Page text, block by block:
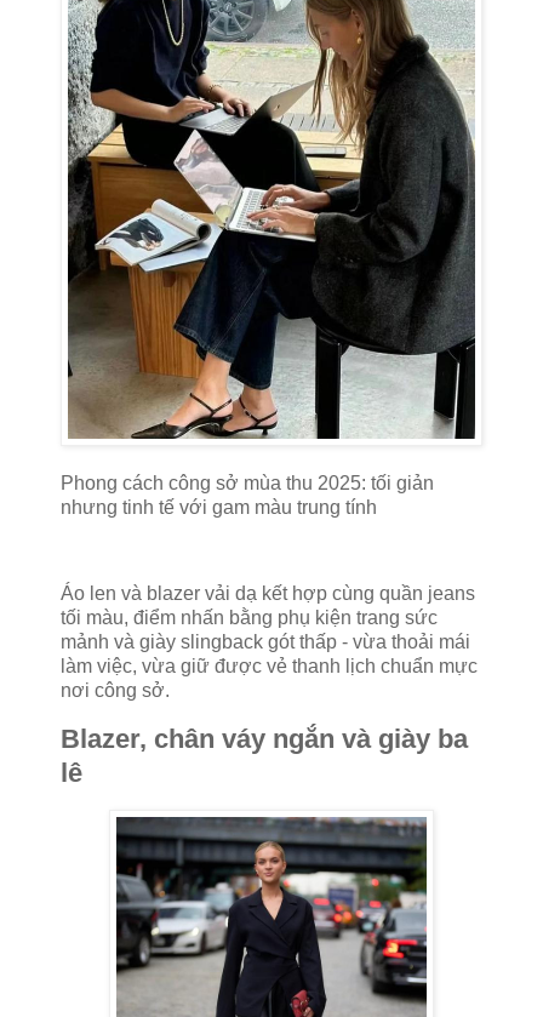
Phong cách công sở mùa thu 2025: tối giản
nhưng tinh tế với gam màu trung tính
Áo len và blazer vải dạ kết hợp cùng quần jeans
tối màu, điểm nhấn bằng phụ kiện trang sức
mảnh và giày slingback gót thấp - vừa thoải mái
làm việc, vừa giữ được vẻ thanh lịch chuẩn mực
nơi công sở.
Blazer, chân váy ngắn và giày ba
lê